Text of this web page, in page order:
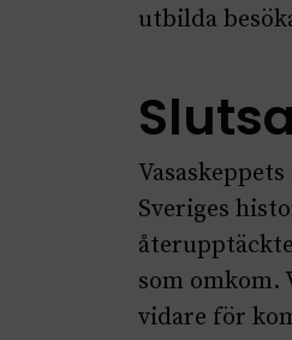
utbilda
Sveriges
som omkom.
vidare för